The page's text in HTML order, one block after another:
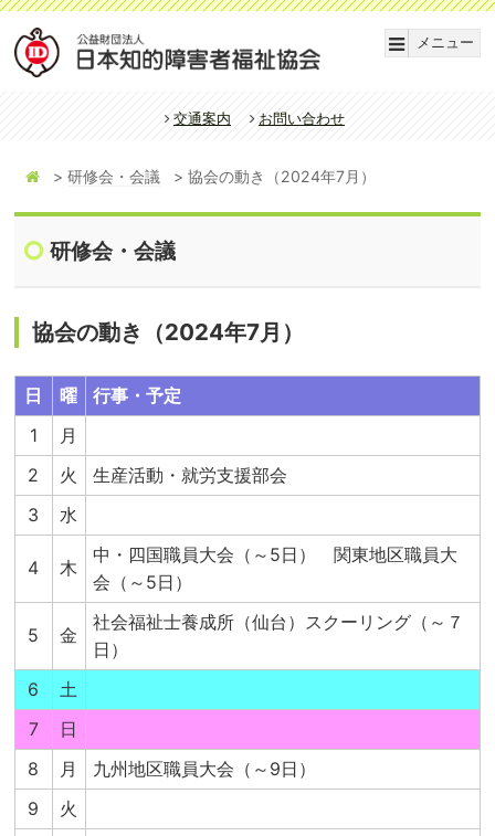
メニュー
交通案内 お問い合わせ
研修会・会議 協会の動き（2024年7月）
研修会・会議
協会の動き（2024年7月）
日 曜
行事・予定
1
月
2
火
生産活動・就労支援部会
3
水
4 木
中・四国職員大会（～5日） 関東地区職員大
会（～5日）
5 金
社会福祉士養成所（仙台）スクーリング（～７
日）
6
土
7
日
8
月
九州地区職員大会（～9日）
9
火